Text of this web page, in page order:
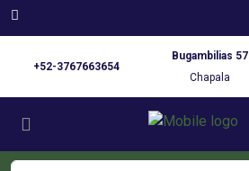
+52-3767663654
Bugambilias 57
Chapala